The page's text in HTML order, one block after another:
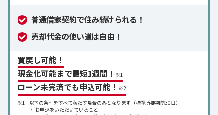
普通借家契約で住み続けられる！
売却代金の使い道は自由！
買戻し可能！
現金化可能まで最短1週間！ ※1
ローン未完済でも申込可能！ ※2
以下の条件をすべて満たす場合のみとなります（標準所要期間30日）
お申込をいただいていること